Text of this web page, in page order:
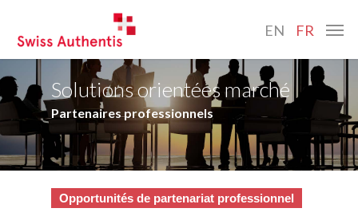
main
content
EN FR
Solutions orientées marché
Partenaires professionnels
Opportunités de partenariat professionnel